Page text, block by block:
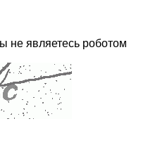
не являетесь роботом